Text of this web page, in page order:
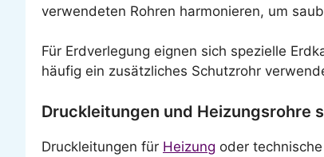
verwendeten Rohren harmonieren, um
Für Erdverlegung eignen sich spezielle
häufig ein zusätzliches Schutzrohr
Druckleitungen und Heizungsrohre
Druckleitungen für Heizung oder